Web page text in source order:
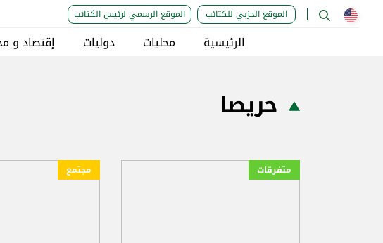
الموقع الحزبي للكتائب الموقع الرسمي لرئيس الكتائب
الرئيسية محليات دوليات إقتصاد و
حريصا
متفرقات مجتمع